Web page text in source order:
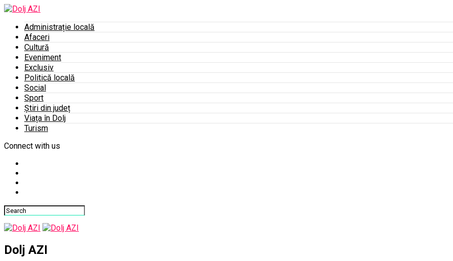
Administrație locală
Afaceri
Cultură
Eveniment
Exclusiv
Politică locală
Social
Sport
Știri din județ
Viața în Dolj
Turism
Connect with us
Dolj AZI